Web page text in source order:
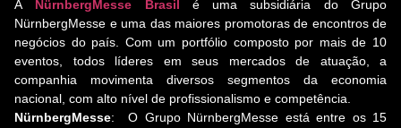
A NürnbergMesse Brasil é uma subsidiária do Grupo
NürnbergMesse e uma das maiores promotoras de encontros de
negócios do país. Com um portfólio composto por mais de 10
eventos, todos líderes em seus mercados de atuação, a
companhia movimenta diversos segmentos da economia
nacional, com alto nível de profissionalismo e competência.
NürnbergMesse: O Grupo NürnbergMesse está entre os 15